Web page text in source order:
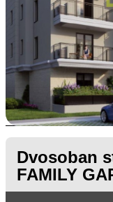
Dvosoban
FAMILY